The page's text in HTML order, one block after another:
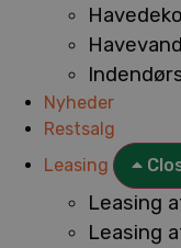
Nyheder
Restsalg
Leasing
Leasing
Leasing